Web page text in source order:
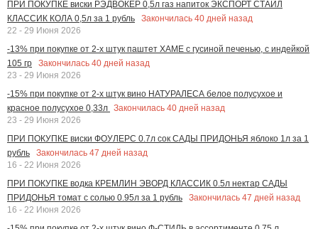
ПРИ ПОКУПКЕ виски РЭДВОКЕР 0,5л газ напиток ЭКСПОРТ СТАЙЛ
КЛАССИК КОЛА 0,5л за 1 рубль
Закончилась 40 дней назад
22 - 29 Июня 2026
-13% при покупке от 2-х штук паштет ХАМЕ с гусиной печенью, с индейкой
105 гр
Закончилась 40 дней назад
23 - 29 Июня 2026
-15% при покупке от 2-х штук вино НАТУРАЛЕСА белое полусухое и
красное полусухое 0,33л Закончилась 40 дней назад
23 - 29 Июня 2026
ПРИ ПОКУПКЕ виски ФОУЛЕРС 0.7л сок САДЫ ПРИДОНЬЯ яблоко 1л за 1
рубль
Закончилась 47 дней назад
16 - 22 Июня 2026
ПРИ ПОКУПКЕ водка КРЕМЛИН ЭВОРД КЛАССИК 0.5л нектар САДЫ
ПРИДОНЬЯ томат с солью 0.95л за 1 рубль
Закончилась 47 дней назад
16 - 22 Июня 2026